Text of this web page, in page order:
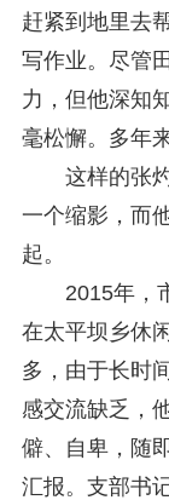
赶紧到地里去
写作业。尽管
力，但他深知
毫松懈。多年
这样的张灼
一个缩影，而
起。
2015年，市
在太平坝乡休
多，由于长时
感交流缺乏，
僻、自卑，随
汇报。支部书